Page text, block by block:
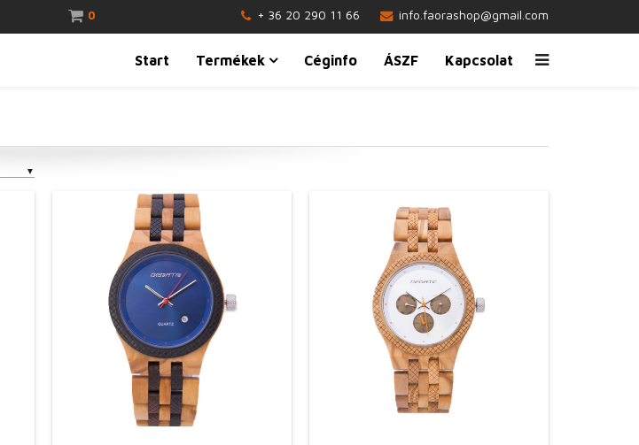
0 + 36 20 290 11 66 info.faorashop@gmail.com
Start Termékek Céginfo ÁSZF Kapcsolat